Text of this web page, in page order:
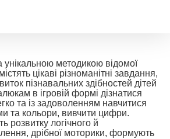
унікальною методикою відомої
цікаві різноманітні завдання,
пізнавальних здібностей дітей
в ігровій формі дізнатися
та із задоволенням навчитися
та кольори, вивчити цифри.
розвитку логічного й
дрібної моторики, формують